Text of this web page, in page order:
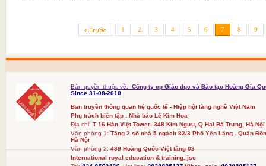
1 2 3 4 5 6 7 8 9
Bản quyền thuộc về:
Công ty cp Giáo dục và Đào tạo Hoàng Gia
SInce 31-08-2010
Ban truyền thông quan hệ quốc tế - Hiệp hội làng nghề Việt Nam
Phụ trách biên tập : Nhà báo Lê Kim Hoa
Địa chỉ: T 16 Hàn Việt Tower- 348 Kim Ngưu, Q Hai Bà Trưng, Hà Nội
Văn phòng 1:Tầng 2 số nhà 5 ngách 82/3 Phố Yên Lãng - Quận
Hà Nội
Văn phòng 2:489 Hoàng Quốc Việt tầng 03
International royal education & training.,jsc